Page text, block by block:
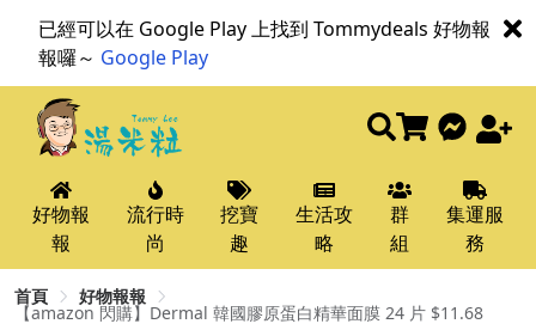
已經可以在 Google Play 上找到 Tommydeals 好物報
報囉～ Google Play
好物報
報
流行時
尚
挖寶
趣
生活攻
略
群
組
集運服
務
首頁 好物報報
【amazon 閃購】Dermal 韓國膠原蛋白精華面膜 24 片 $11.68